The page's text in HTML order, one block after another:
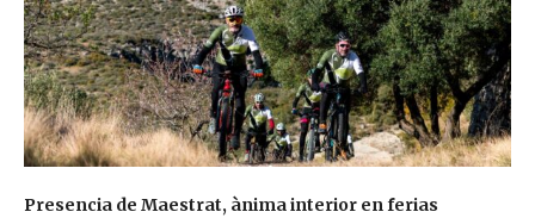
Presencia de Maestrat, ànima interior en ferias